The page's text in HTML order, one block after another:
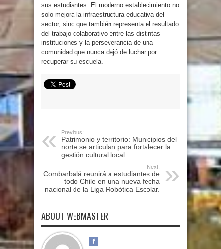
sus estudiantes. El moderno establecimiento no
solo mejora la infraestructura educativa del
sector, sino que también representa el resultado
del trabajo colaborativo entre las distintas
instituciones y la perseverancia de una
comunidad que nunca dejó de luchar por
recuperar su escuela.
Previous:
Patrimonio y territorio: Municipios del
norte se articulan para fortalecer la
gestión cultural local.
Next:
Combarbalá reunirá a estudiantes de
todo Chile en una nueva fecha
nacional de la Liga Robótica Escolar.
ABOUT WEBMASTER